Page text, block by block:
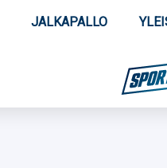
JALKAPALLO